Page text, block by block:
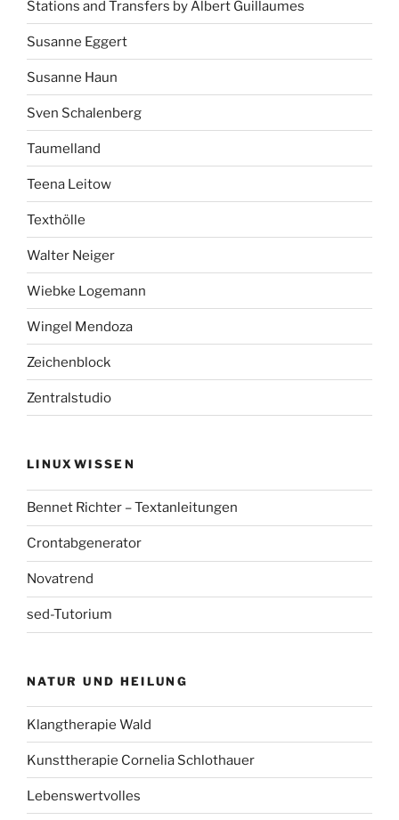
Stations and Transfers by Albert Guillaumes
Susanne Eggert
Susanne Haun
Sven Schalenberg
Taumelland
Teena Leitow
Texthölle
Walter Neiger
Wiebke Logemann
Wingel Mendoza
Zeichenblock
Zentralstudio
LINUXWISSEN
Bennet Richter – Textanleitungen
Crontabgenerator
Novatrend
sed-Tutorium
NATUR UND HEILUNG
Klangtherapie Wald
Kunsttherapie Cornelia Schlothauer
Lebenswertvolles